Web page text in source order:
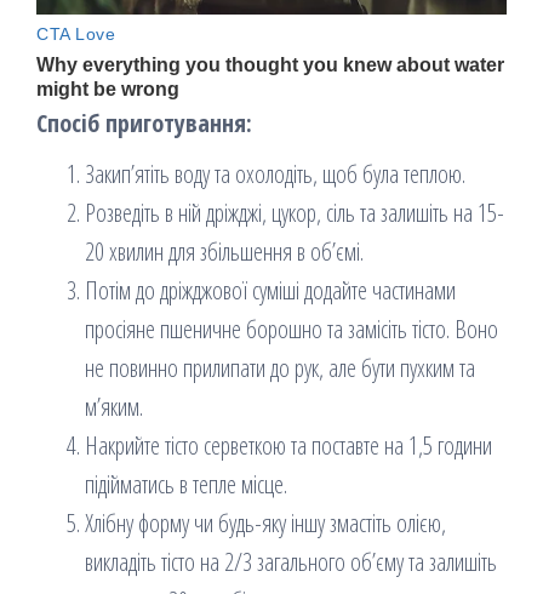
Спосіб приготування:
Закип’ятіть воду та охолодіть, щоб була теплою.
Розведіть в ній дріжджі, цукор, сіль та залишіть на 15-
20 хвилин для збільшення в об’ємі.
Потім до дріжджової суміші додайте частинами
просіяне пшеничне борошно та замісіть тісто. Воно
не повинно прилипати до рук, але бути пухким та
м’яким.
Накрийте тісто серветкою та поставте на 1,5 години
підійматись в тепле місце.
Хлібну форму чи будь-яку іншу змастіть олією,
викладіть тісто на 2/3 загального об’єму та залишіть